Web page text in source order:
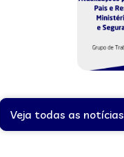
Veja todas as notícias